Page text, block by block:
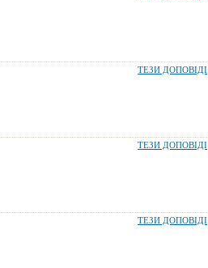
ТЕЗИ ДОПОВІДІ
ТЕЗИ ДОПОВІДІ
ТЕЗИ ДОПОВІДІ